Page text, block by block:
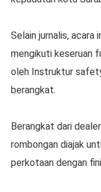
Selain jurnalis, acara
mengikuti keseruan
oleh Instruktur
berangkat.
Berangkat dari
rombongan diajak
perkotaan dengan